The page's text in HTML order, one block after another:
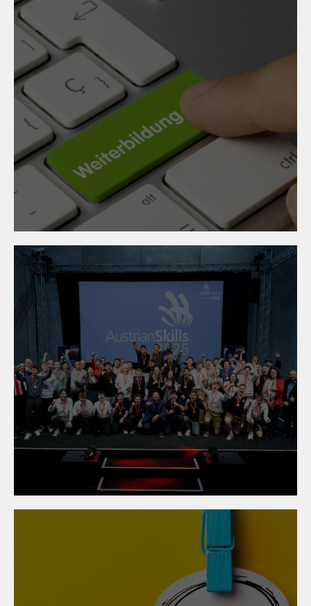
09. Dezember 2025
Vorbereitungskurs zur
Meisterprüfung
Oberflächentechnik 2026
24. November 2025
Austrian Skills 2025:
Österreichs junge
Metalltechniker:innen
überzeugen mit
Spitzenleistungen